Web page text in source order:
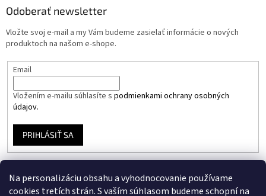
Na personalizáciu obsahu a vyhodnocovanie používame
cookies tretích strán. S vaším súhlasom budeme schopní na
Odoberať newsletter
Vložte svoj e-mail a my Vám budeme zasielať informácie o nových
produktoch na našom e-shope.
Email
Vložením e-mailu súhlasíte s podmienkami ochrany osobných
údajov.
PRIHLÁSIŤ SA
Instagram